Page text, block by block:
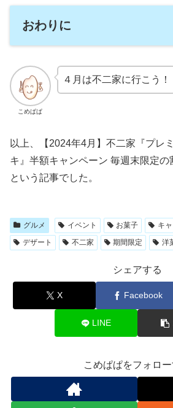
おわりに
こめぱぱ
４月は不二家に行こう！
以上、【2024年4月】不二家『プレ
キ』半額キャンペーン 毎週末限定の
という記事でした。
グルメ イベント お菓子 キ
デザート
不二家 期間限定 洋
シェアする
X Facebook
LINE
こめぱぱをフォロー